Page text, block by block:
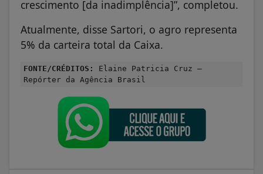
crescimento [da inadimplência]”, completou.
Atualmente, disse Sartori, o agro representa
5% da carteira total da Caixa.
FONTE/CRÉDITOS:
Elaine Patricia Cruz –
Repórter da Agência Brasil